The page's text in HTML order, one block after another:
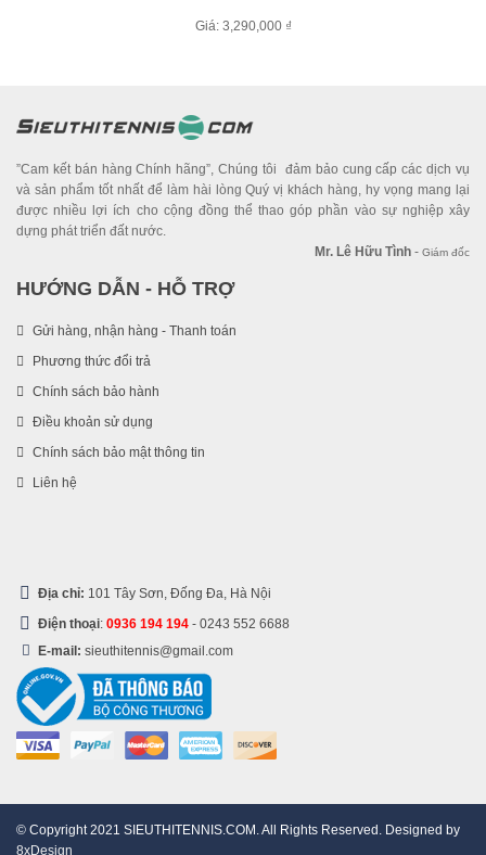
Giá: 3,290,000 ₫
”Cam kết bán hàng Chính hãng”, Chúng tôi đảm bảo cung cấp các dịch vụ
và sản phẩm tốt nhất để làm hài lòng Quý vị khách hàng, hy vọng mang lại
được nhiều lợi ích cho cộng đồng thể thao góp phần vào sự nghiệp xây
dựng phát triển đất nước.
Mr. Lê Hữu Tình - Giám đốc
HƯỚNG DẪN - HỖ TRỢ
Gửi hàng, nhận hàng - Thanh toán
Phương thức đổi trả
Chính sách bảo hành
Điều khoản sử dụng
Chính sách bảo mật thông tin
Liên hệ
Địa chỉ: 101 Tây Sơn, Đống Đa, Hà Nội
Điện thoại: 0936 194 194 - 0243 552 6688
E-mail: sieuthitennis@gmail.com
© Copyright 2021 SIEUTHITENNIS.COM. All Rights Reserved. Designed by
8xDesign